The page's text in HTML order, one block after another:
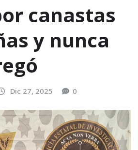
canastas
y nunca
Dic 27, 2025 0